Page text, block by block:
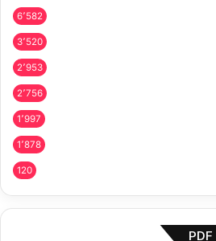
6٬582
3٬520
2٬953
2٬756
1٬997
1٬878
120